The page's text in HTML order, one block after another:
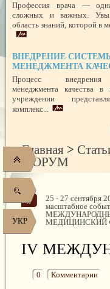
УКР
ПЕРЕГОРЕЛО, или
УСПЕШНЫЙ ДЕБЮТ
ЦЕЛЕПОЛАГАНИЕ, или
Профессия врача —
сложных и важных.
область знаний, которой в
ВНЕДРЕНИЕ
МЕНЕДЖМЕНТА
Процесс
менеджмента качества в
учреждении
комплекс...
Главная >
ФОРУМ
25 - 27 сентября
масштабное
МЕДИЦИНСКИЙ
IV
0 Комментарии